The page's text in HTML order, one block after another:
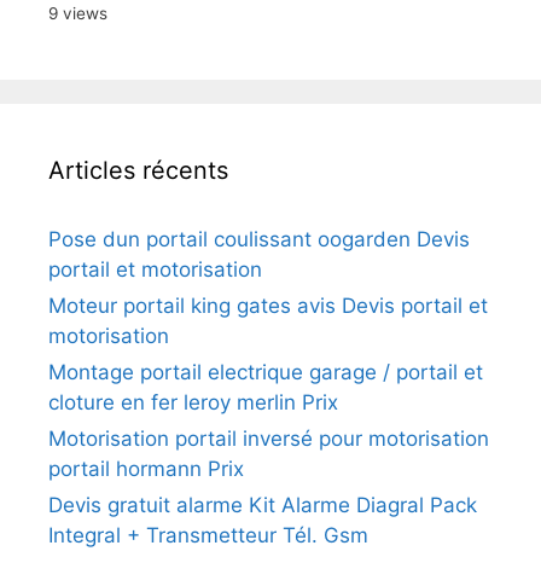
9 views
Articles récents
Pose dun portail coulissant oogarden Devis
portail et motorisation
Moteur portail king gates avis Devis portail et
motorisation
Montage portail electrique garage / portail et
cloture en fer leroy merlin Prix
Motorisation portail inversé pour motorisation
portail hormann Prix
Devis gratuit alarme Kit Alarme Diagral Pack
Integral + Transmetteur Tél. Gsm